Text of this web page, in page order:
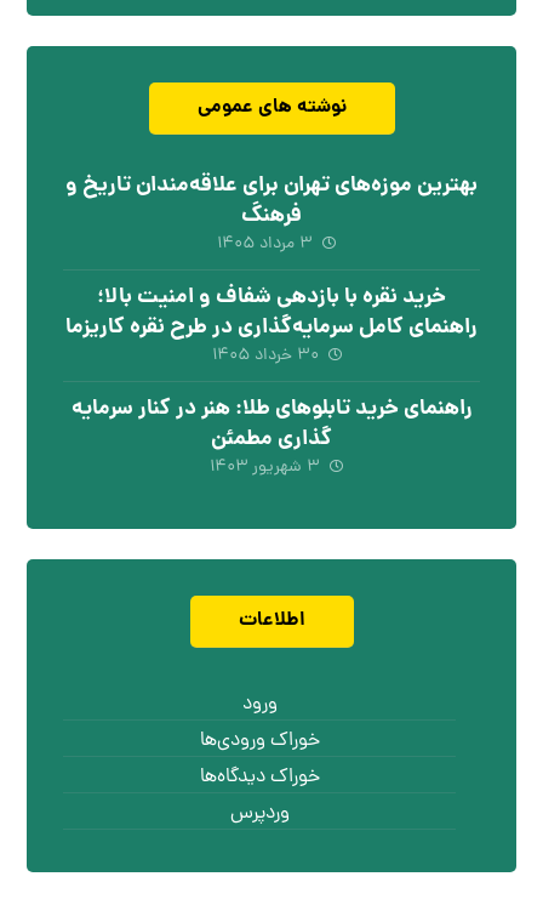
نوشته های عمومی
بهترین موزه‌های تهران برای علاقه‌مندان تاریخ و
فرهنگ
۳ مرداد ۱۴۰۵
خرید نقره با بازدهی شفاف و امنیت بالا؛
راهنمای کامل سرمایه‌گذاری در طرح نقره کاریزما
۳۰ خرداد ۱۴۰۵
راهنمای خرید تابلوهای طلا: هنر در کنار سرمایه
گذاری مطمئن
۳ شهریور ۱۴۰۳
اطلاعات
ورود
خوراک ورودی‌ها
خوراک دیدگاه‌ها
وردپرس